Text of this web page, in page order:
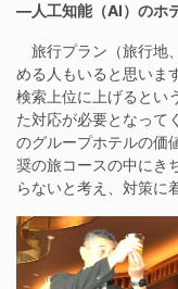
―人工知能（AI）のホ
旅行プラン（旅行地
める人もいると思いま
検索上位に上げるとい
た対応が必要となって
のグループホテルの価
奨の旅コースの中にき
らないと考え、対策に